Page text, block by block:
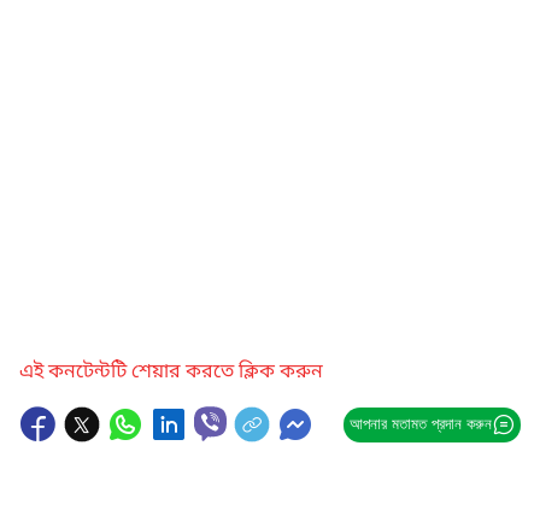
এই কনটেন্টটি শেয়ার করতে ক্লিক করুন
আপনার মতামত প্রদান করুন